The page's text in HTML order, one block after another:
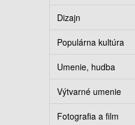
Dizajn
Populárna kultúra
Umenie, hudba
Výtvarné umenie
Fotografia a film